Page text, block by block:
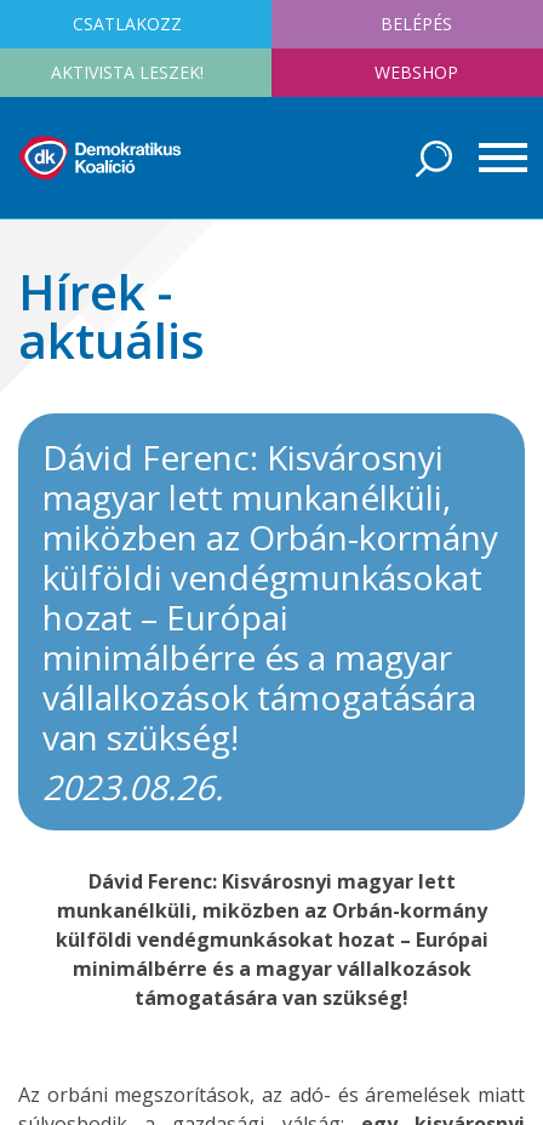
CSATLAKOZZ BELÉPÉS
AKTIVISTA LESZEK! WEBSHOP
Hírek -
aktuális
Dávid Ferenc: Kisvárosnyi
magyar lett munkanélküli,
miközben az Orbán-kormány
külföldi vendégmunkásokat
hozat – Európai
minimálbérre és a magyar
vállalkozások támogatására
van szükség!
2023.08.26.
Dávid Ferenc: Kisvárosnyi magyar lett
munkanélküli, miközben az Orbán-kormány
külföldi vendégmunkásokat hozat – Európai
minimálbérre és a magyar vállalkozások
támogatására van szükség!
Az orbáni megszorítások, az adó- és áremelések miatt